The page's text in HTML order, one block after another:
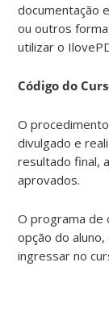
documentação
ou outros
utilizar o
Código do
O
divulgado e
resultado final,
aprovados.
O programa de
opção do
ingressar no